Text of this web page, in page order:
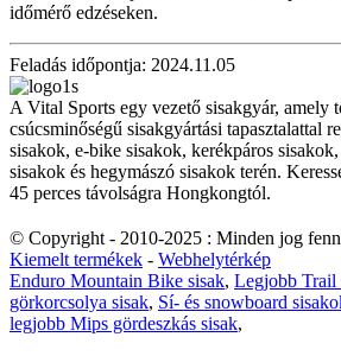
időmérő edzéseken.
Feladás időpontja: 2024.11.05
A Vital Sports egy vezető sisakgyár, amely
csúcsminőségű sisakgyártási tapasztalattal
sisakok, e-bike sisakok, kerékpáros
sisakok és hegymászó sisakok terén.
45 perces távolságra Hongkongtól.
© Copyright - 2010-2025 : Minden jog
Kiemelt termékek - Webhelytérkép
Enduro Mountain Bike sisak, Legjobb Trail
görkorcsolya sisak, Sí- és snowboard
legjobb Mips gördeszkás sisak,